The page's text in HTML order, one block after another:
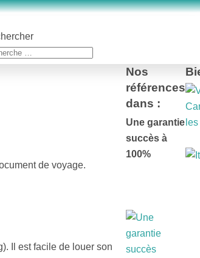
de voyage.
Il est facile de louer son
Nos
références
dans :
Une garantie
succès à
100%